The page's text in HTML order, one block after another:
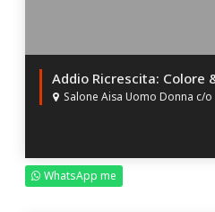
Addio Ricrescita: Colore
Salone Aisa Uomo Donna c/o
WhatsApp me